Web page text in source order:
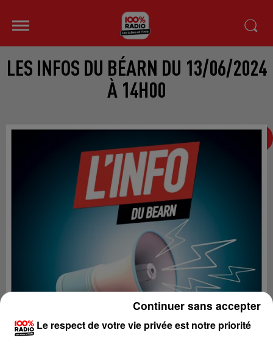
LES INFOS DU BÉARN DU 13/06/2024
À 14H00
Le respect de votre vie privée est notre priorité
Continuer sans accepter